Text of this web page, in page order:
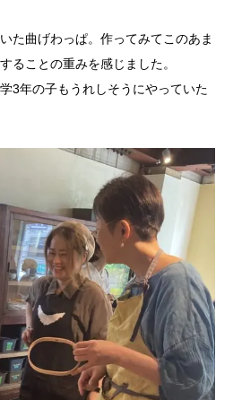
た曲げわっぱ。作ってみてこのあま
ることの重みを感じました。
3年の子もうれしそうにやっていた